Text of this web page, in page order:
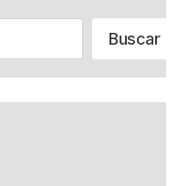
Buscar